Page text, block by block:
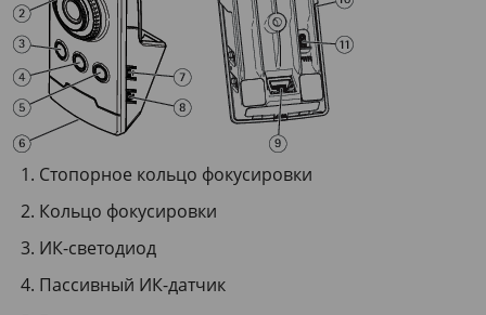
Стопорное кольцо фокусировки
Кольцо фокусировки
ИК-светодиод
Пассивный ИК-датчик